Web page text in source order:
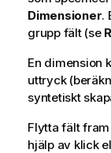
Dimensioner.
grupp fält (se
En dimension
uttryck
syntetiskt
Flytta fält
hjälp av klick